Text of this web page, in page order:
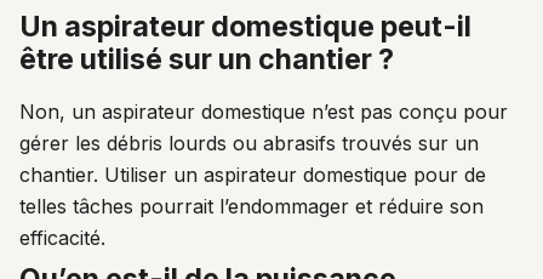
un aspirateur domestique peut-il
être utilisé sur un chantier ?
Non, un aspirateur domestique n’est pas conçu pour
gérer les débris lourds ou abrasifs trouvés sur un
chantier. Utiliser un aspirateur domestique pour de
telles tâches pourrait l’endommager et réduire son
efficacité.